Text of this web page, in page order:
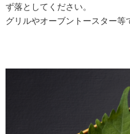
ず落としてください。
グリルやオーブントースター